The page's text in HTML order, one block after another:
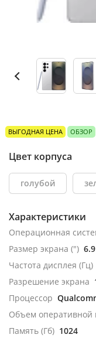
ВЫГОДНАЯ ЦЕНА ОБЗОР
Цвет корпуса
голубой
Характеристики
Операционная
Размер экрана (") 6.9
Частота дисплея (Гц)
Разрешение экрана
Процессор
Объем оперативной
Память (Гб) 1024